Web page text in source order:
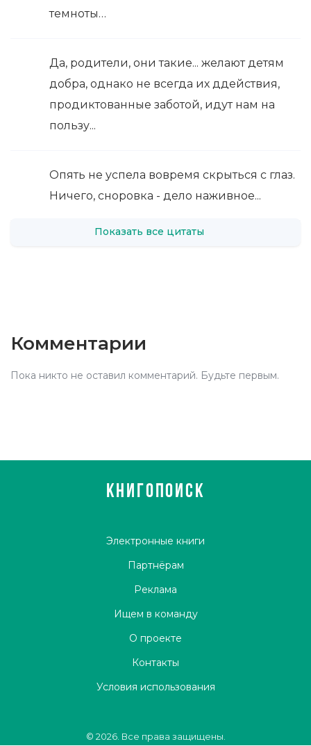
темноты…
Да, родители, они такие... желают детям
добра, однако не всегда их ддействия,
продиктованные заботой, идут нам на
пользу...
Опять не успела вовремя скрыться с глаз.
Ничего, сноровка - дело наживное...
Показать все цитаты
Комментарии
Пока никто не оставил комментарий. Будьте первым.
КНИГОПОИСК
Электронные книги
Партнёрам
Реклама
Ищем в команду
О проекте
Контакты
Условия использования
© 2026. Все права защищены.